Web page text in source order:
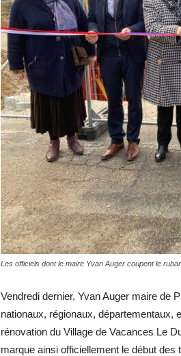
Les officiels dont le maire Yvan Auger coupent le
Vendredi dernier, Yvan Auger maire de
nationaux, régionaux, départementaux,
rénovation du Village de Vacances Le
marque ainsi officiellement le début